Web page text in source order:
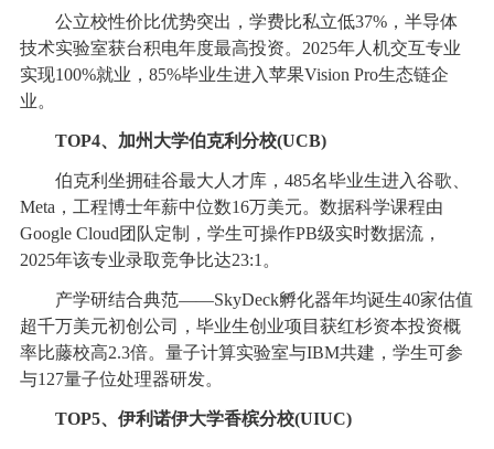
公立校性价比优势突出，学费比私立低37%，半导体
技术实验室获台积电年度最高投资。2025年人机交互专业
实现100%就业，85%毕业生进入苹果Vision Pro生态链企
业。
TOP4、加州大学伯克利分校(UCB)
伯克利坐拥硅谷最大人才库，485名毕业生进入谷歌、
Meta，工程博士年薪中位数16万美元。数据科学课程由
Google Cloud团队定制，学生可操作PB级实时数据流，
2025年该专业录取竞争比达23:1。
产学研结合典范——SkyDeck孵化器年均诞生40家估值
超千万美元初创公司，毕业生创业项目获红杉资本投资概
率比藤校高2.3倍。量子计算实验室与IBM共建，学生可参
与127量子位处理器研发。
TOP5、伊利诺伊大学香槟分校(UIUC)